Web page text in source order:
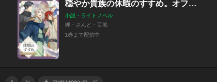
穏やか貴族の休暇のすすめ。オフィシャルガイドブック
小説・ライトノベル
岬・さんど・百地
1巻まで配信中